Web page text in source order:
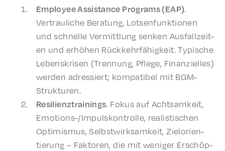
Employ­ee Assis­tance Programs (EAP).
Vertrauliche Beratung, Lotsen­funk­tio­nen
und schnelle Vermit­tlung senken Ausfal­lzeit­
en und erhöhen Rück­kehrfähigkeit. Typis­che
Leben­skrisen (Tren­nung, Pflege, Finanzielles)
werden adressiert; kompat­i­bel mit BGM-
Strukturen.
Resilien­z­train­ings. Fokus auf Acht­samkeit,
Emotions-/Impul­skon­trolle, real­is­tis­chen
Opti­mis­mus, Selb­st­wirk­samkeit, Zielo­ri­en­
tierung – Faktoren, die mit weniger Erschöp­